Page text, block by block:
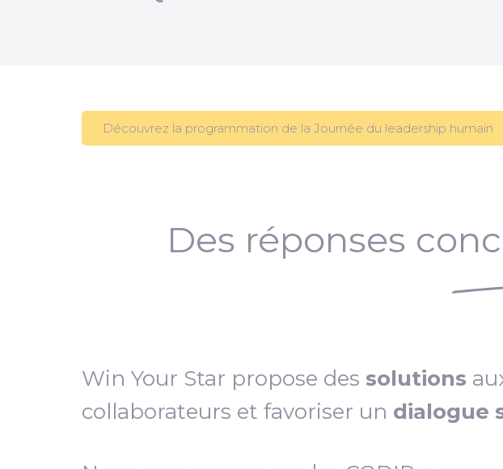
Découvrez la programmation de la Journée du leadership humain
Des réponses
Win Your Star propose des solutions
collaborateurs et favoriser un dialogue